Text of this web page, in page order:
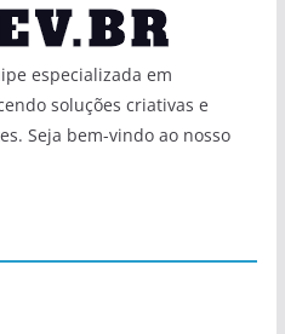
especializada em
soluções criativas e
Seja bem-vindo ao nosso